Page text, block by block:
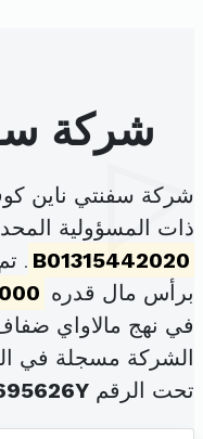
شركة
شركة سفنتي ناين
ذات المسؤولية
B01315442020
برأس مال قدره 3000
في نهج مالاواي ضفاف
الشركة مسجلة في
تحت الرقم